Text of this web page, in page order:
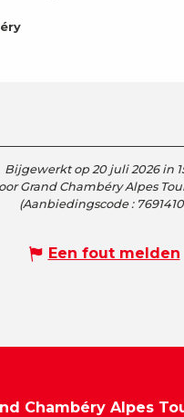
Bijgewerkt op 20 juli 2026 in
Grand Chambéry Alpes
(Aanbiedingscode : 7691410
Een fout melden
Chambéry Alpes